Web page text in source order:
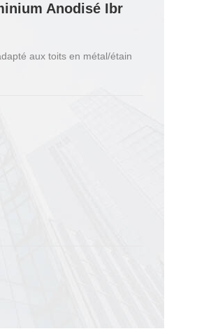
Anodisé Ibr
aux toits en métal/étain